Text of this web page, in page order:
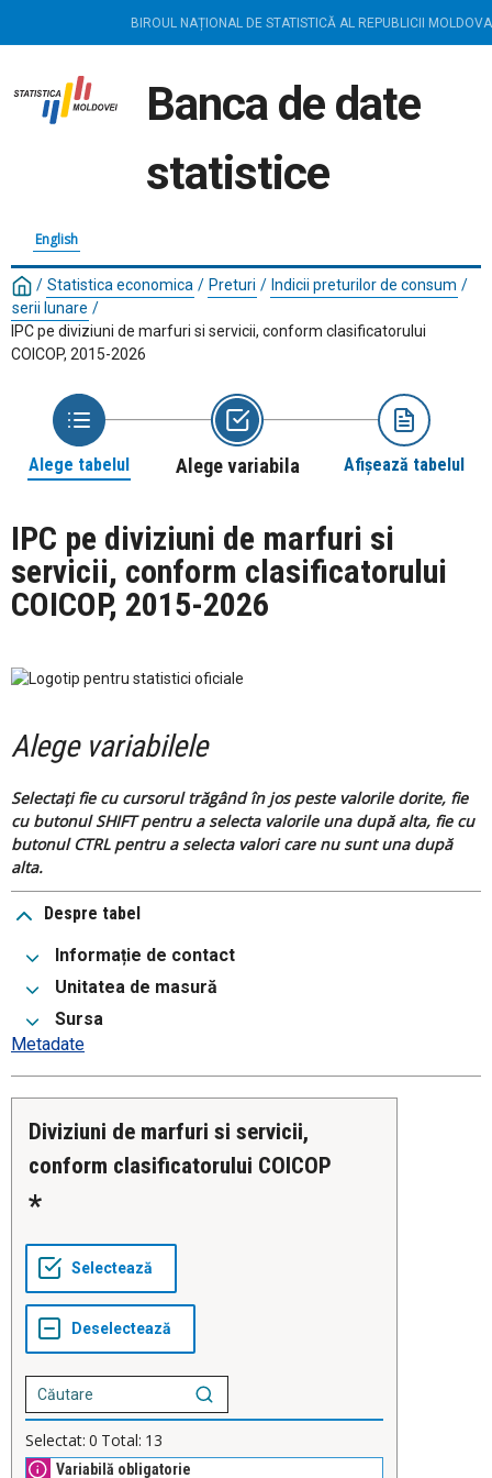
BIROUL NAȚIONAL DE STATISTICĂ AL REPUBLICII MOLDOVA
Banca de date
statistice
English
/ Statistica economica / Preturi / Indicii preturilor de consum /
serii lunare /
IPC pe diviziuni de marfuri si servicii, conform clasificatorului
COICOP, 2015-2026
Alege tabelul Alege variabila Afișează tabelul
IPC pe diviziuni de marfuri si
servicii, conform clasificatorului
COICOP, 2015-2026
Alege variabilele
Selectați fie cu cursorul trăgând în jos peste valorile dorite, fie
cu butonul SHIFT pentru a selecta valorile una după alta, fie cu
butonul CTRL pentru a selecta valori care nu sunt una după
alta.
Despre tabel
Informație de contact
Unitatea de masură
Sursa
Metadate
Diviziuni de marfuri si servicii,
conform clasificatorului COICOP
Selectat: 0 Total: 13
Variabilă obligatorie